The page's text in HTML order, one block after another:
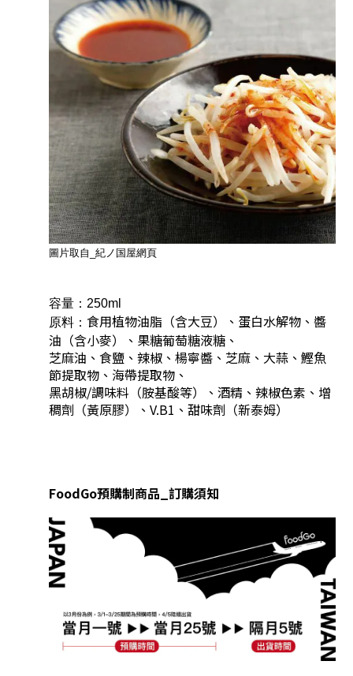
圖片取自_ 紀ノ国屋網頁
容量：250ml
原料： 食用植物油脂（含大豆）、蛋白水解物、醬
油（含小麥）、果糖葡萄糖液糖、
芝麻油、食鹽、辣椒、楊寧醬、芝麻、大蒜、鰹魚
節提取物、海帶提取物、
黑胡椒/調味料（胺基酸等）、酒精、辣椒色素、增
稠劑（黃原膠）、V.B1、甜味劑（新泰姆）
FoodGo預購制商品_訂購須知